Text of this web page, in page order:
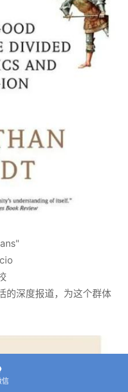
的深度报道，为这个群体
信